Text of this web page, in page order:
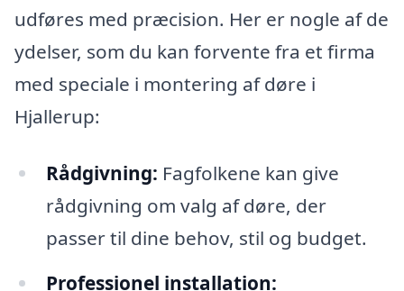
udføres med præcision. Her er nogle af de
ydelser, som du kan forvente fra et firma
med speciale i montering af døre i
Hjallerup:
Rådgivning: Fagfolkene kan give
rådgivning om valg af døre, der
passer til dine behov, stil og budget.
Professionel installation: